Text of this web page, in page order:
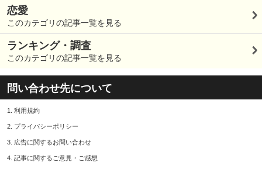
恋愛
このカテゴリの記事一覧を見る
ランキング・調査
このカテゴリの記事一覧を見る
問い合わせ先について
1. 利用規約
2. プライバシーポリシー
3. 広告に関するお問い合わせ
4. 記事に関するご意見・ご感想